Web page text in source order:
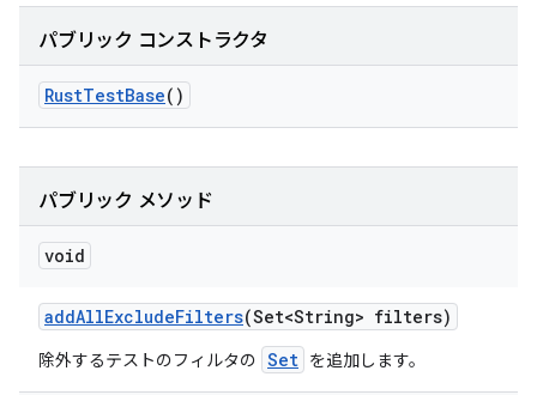
パブリック コンストラクタ
RustTestBase()
パブリック メソッド
void
addAllExcludeFilters(Set<String> filters)
除外するテストのフィルタの Set を追加します。